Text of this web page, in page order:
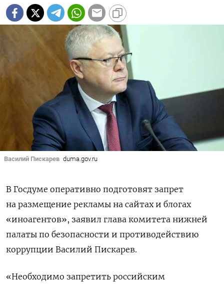
Василий Пискарев duma.gov.ru
В Госдуме оперативно подготовят запрет
на размещение рекламы на сайтах и блогах
«иноагентов», заявил глава комитета нижней
палаты по безопасности и противодействию
коррупции Василий Пискарев.
«Необходимо запретить российским